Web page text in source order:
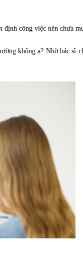
công việc nên chưa
không ạ? Nhờ bác sĩ